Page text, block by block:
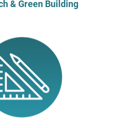
& Green Building